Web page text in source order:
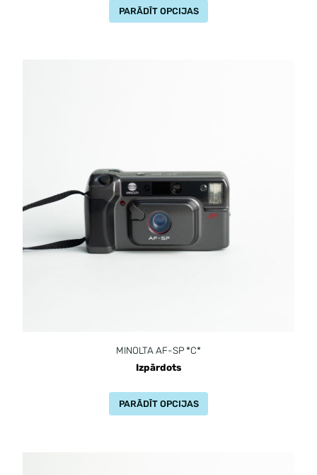
PARĀDĪT OPCIJAS
MINOLTA AF-SP *C*
Izpārdots
PARĀDĪT OPCIJAS